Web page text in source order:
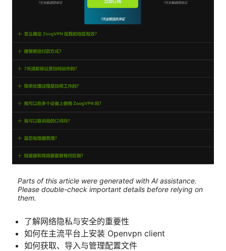
Parts of this article were generated with AI assistance.
Please double-check important details before relying on
them.
了解网络隐私与安全的重要性
如何在主流平台上安装 Openvpn client
如何获取、导入与管理配置文件